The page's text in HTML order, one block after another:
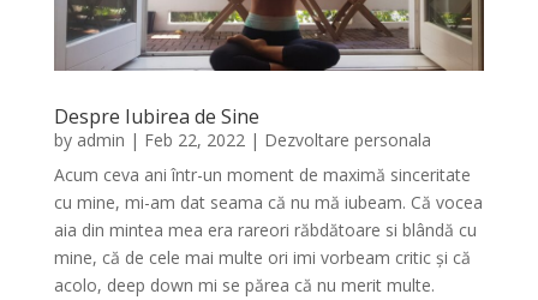
Despre Iubirea de Sine
by admin | Feb 22, 2022| Dezvoltare personala
Acum ceva ani într-un moment de maximă sinceritate
cu mine, mi-am dat seama că nu mă iubeam. Că vocea
aia din mintea mea era rareori răbdătoare si blândă cu
mine, că de cele mai multe ori imi vorbeam critic și că
acolo, deep down mi se părea că nu merit multe.